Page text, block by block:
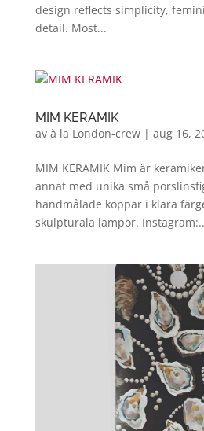
design reflects simplicity,
detail. Most...
MIM KERAMIK
av à la London-crew| aug 16,
MIM KERAMIK Mim är
annat med unika små
handmålade koppar i klara
skulpturala lampor.